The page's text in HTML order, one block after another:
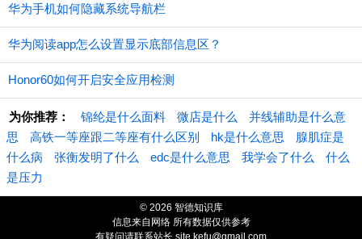
华为手机如何隐藏系统导航栏
华为阅读app怎么设置显示底部信息区？
Honor60如何开启安全应用检测
为你推荐： 锦纶是什么面料 微店是什么
并线辅助是什么意
思
高铁一等座跟二等座有什么区别 hk是什么意思
腺肌症是
什么病
张衡发明了什么 edc是什么意思 我学会了什么
什么
是压力
© 2026 智德知识库
信息来自网络 所有数据仅供参考
有疑问请联系站长 site.kefu@gmail.com